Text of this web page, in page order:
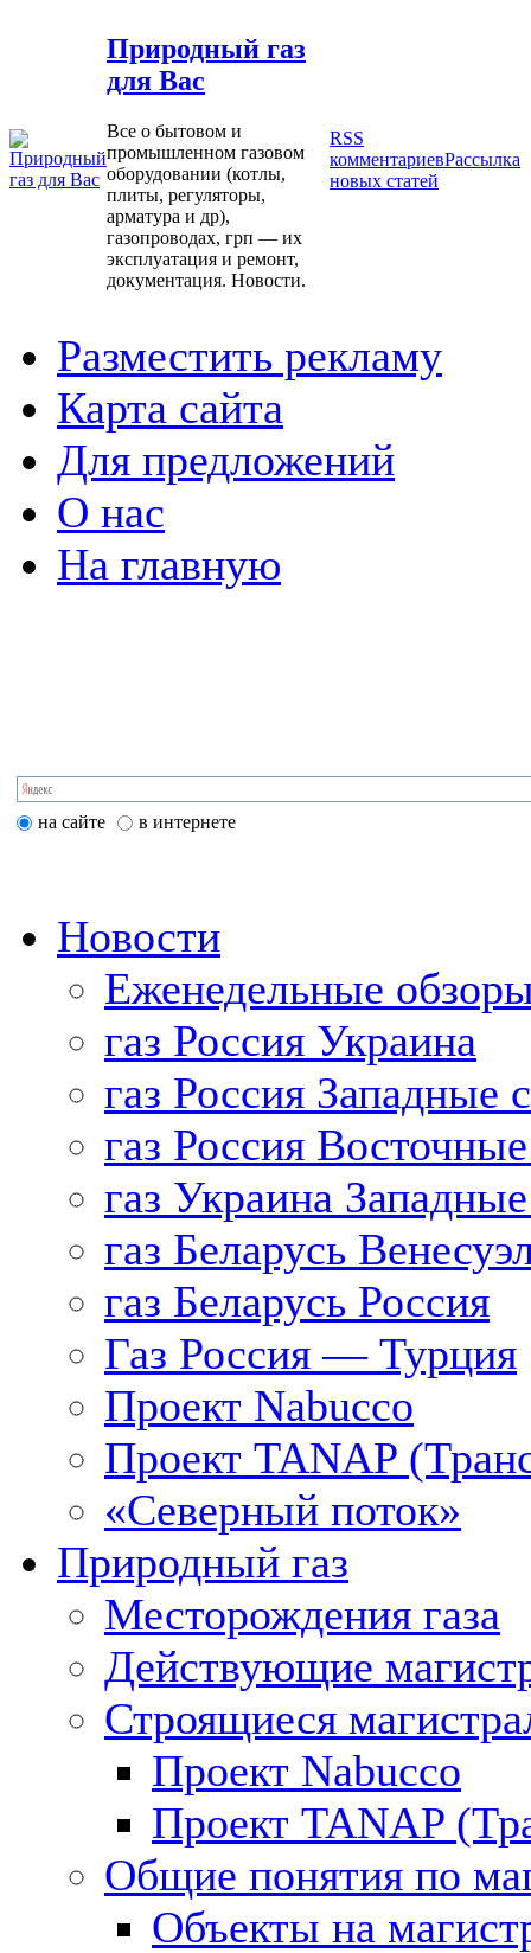
Природный газ
для Вас
Все о бытовом и
промышленном газовом
оборудовании (котлы,
плиты, регуляторы,
арматура и др),
газопроводах, грп — их
эксплуатация и ремонт,
документация. Новости.
RSS
комментариевРассылка
новых статей
Разместить рекламу
Карта сайта
Для предложений
О нас
На главную
на сайте в интернете
Новости
Еженедельные
газ Россия Украина
газ Россия Западные
газ Россия
газ Украина
газ Беларусь
газ Беларусь Россия
Газ Россия — Турция
Проект Nabucco
Проект TANAP
«Северный поток»
Природный газ
Месторождения газа
Действующие
Строящиеся
Проект Nabucco
Проект TANAP
Общие понятия по
Объекты на